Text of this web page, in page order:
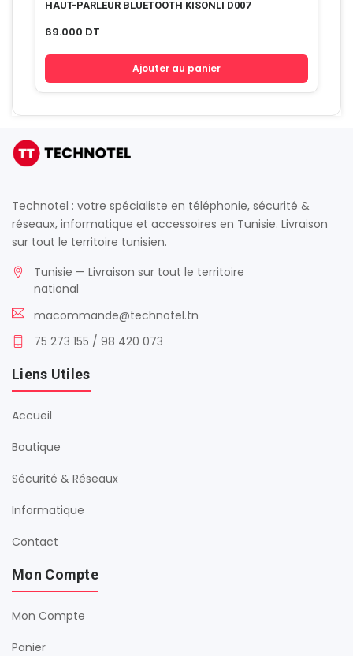
HAUT-PARLEUR BLUETOOTH KISONLI D007
69.000 DT
Ajouter au panier
Technotel : votre spécialiste en téléphonie, sécurité &
réseaux, informatique et accessoires en Tunisie. Livraison
sur tout le territoire tunisien.
Tunisie — Livraison sur tout le territoire
national
macommande@technotel.tn
75 273 155 / 98 420 073
Liens Utiles
Accueil
Boutique
Sécurité & Réseaux
Informatique
Contact
Mon Compte
Mon Compte
Panier